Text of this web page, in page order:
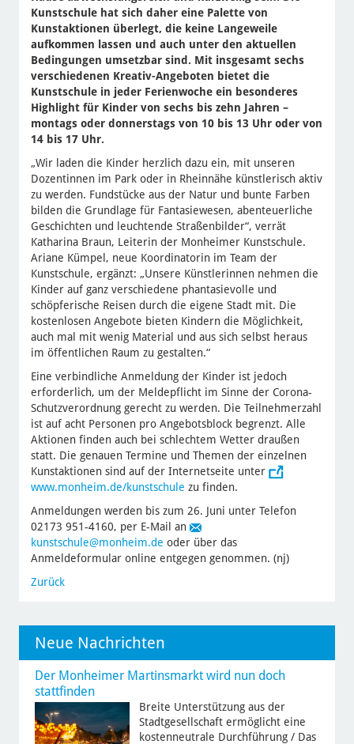
Kunstschule hat sich daher eine Palette von
Kunstaktionen überlegt, die keine Langeweile
aufkommen lassen und auch unter den aktuellen
Bedingungen umsetzbar sind. Mit insgesamt sechs
verschiedenen Kreativ-Angeboten bietet die
Kunstschule in jeder Ferienwoche ein besonderes
Highlight für Kinder von sechs bis zehn Jahren –
montags oder donnerstags von 10 bis 13 Uhr oder von
14 bis 17 Uhr.
„Wir laden die Kinder herzlich dazu ein, mit unseren
Dozentinnen im Park oder in Rheinnähe künstlerisch aktiv
zu werden. Fundstücke aus der Natur und bunte Farben
bilden die Grundlage für Fantasiewesen, abenteuerliche
Geschichten und leuchtende Straßenbilder“, verrät
Katharina Braun, Leiterin der Monheimer Kunstschule.
Ariane Kümpel, neue Koordinatorin im Team der
Kunstschule, ergänzt: „Unsere Künstlerinnen nehmen die
Kinder auf ganz verschiedene phantasievolle und
schöpferische Reisen durch die eigene Stadt mit. Die
kostenlosen Angebote bieten Kindern die Möglichkeit,
auch mal mit wenig Material und aus sich selbst heraus
im öffentlichen Raum zu gestalten.“
Eine verbindliche Anmeldung der Kinder ist jedoch
erforderlich, um der Meldepflicht im Sinne der Corona-
Schutzverordnung gerecht zu werden. Die Teilnehmerzahl
ist auf acht Personen pro Angebotsblock begrenzt. Alle
Aktionen finden auch bei schlechtem Wetter draußen
statt. Die genauen Termine und Themen der einzelnen
Kunstaktionen sind auf der Internetseite unter
www.monheim.de/kunstschule zu finden.
Anmeldungen werden bis zum 26. Juni unter Telefon
02173 951-4160, per E-Mail an
kunstschule@monheim.de oder über das
Anmeldeformular online entgegen genommen. (nj)
Zurück
Neue Nachrichten
Der Monheimer Martinsmarkt wird nun doch
stattfinden
Breite Unterstützung aus der
Stadtgesellschaft ermöglicht eine
kostenneutrale Durchführung / Das